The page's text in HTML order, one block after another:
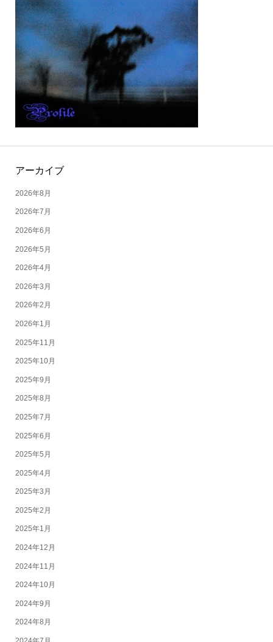
アーカイブ
2026年8月
2026年7月
2026年6月
2026年5月
2026年4月
2026年3月
2026年2月
2026年1月
2025年11月
2025年10月
2025年9月
2025年8月
2025年7月
2025年6月
2025年5月
2025年4月
2025年3月
2025年2月
2025年1月
2024年12月
2024年11月
2024年10月
2024年9月
2024年8月